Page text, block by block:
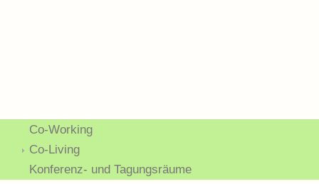
Co-Working
Co-Living
Konferenz- und Tagungsräume